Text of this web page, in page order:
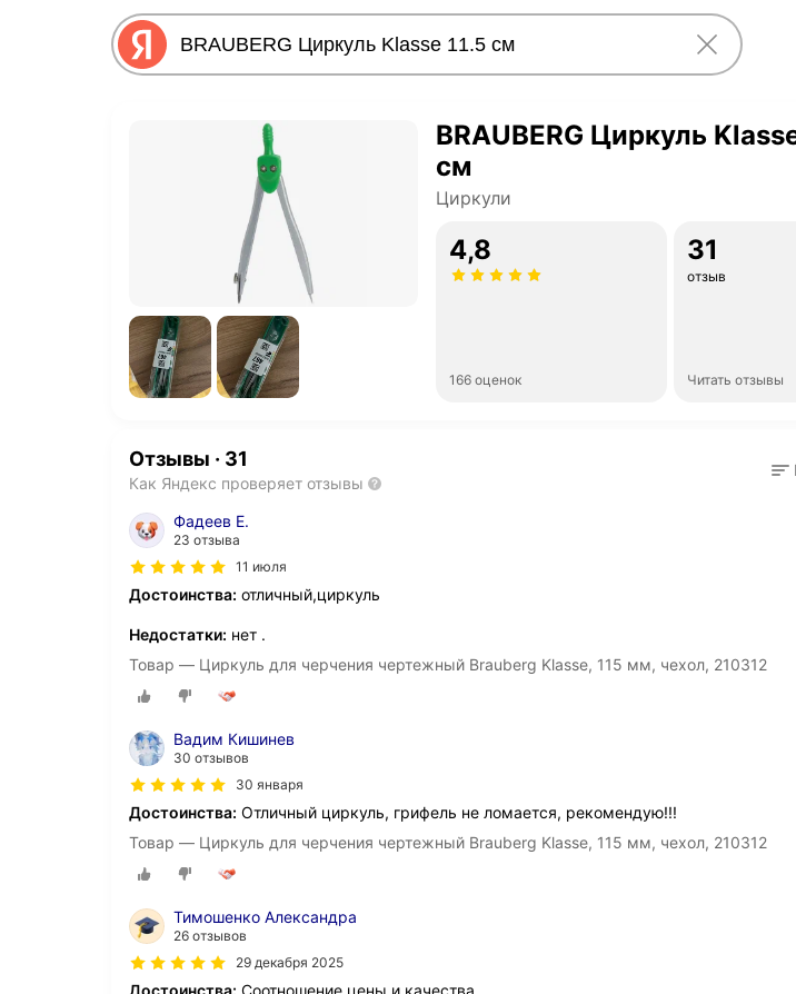
BRAUBERG Циркуль
см
Циркули
4,8
166 оценок
31
отзыв
Читать отзывы
Отзывы · 31
Как Яндекс проверяет отзывы
Фадеев Е.
23 отзыва
11 июля
Достоинства: отличный,циркуль
Недостатки: нет .
Товар — Циркуль для черчения чертежный Brauberg Klasse, 115 мм, чехол, 210312
Вадим Кишинев
30 отзывов
30 января
Достоинства: Отличный циркуль, грифель не ломается, рекомендую!!!
Товар — Циркуль для черчения чертежный Brauberg Klasse, 115 мм, чехол, 210312
Тимошенко Александра
26 отзывов
29 декабря 2025